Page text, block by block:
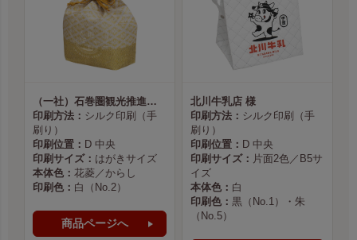
（一社）石巻圏観光推進機構様
印刷方法： シルク印刷（手
刷り）
印刷位置： D 中央
印刷サイズ： はがきサイズ
本体色： 花菱／からし
印刷色： 白（No.2）
商品ページへ
北川牛乳店 様
印刷方法： シルク印刷（手
刷り）
印刷位置： D 中央
印刷サイズ： 片面2色／B5サ
イズ
本体色： 白
印刷色： 黒（No.1）・朱
（No.5）